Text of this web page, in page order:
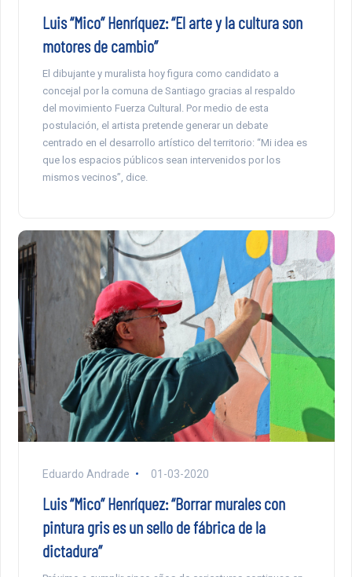
Luis “Mico” Henríquez: “El arte y la cultura son
motores de cambio”
El dibujante y muralista hoy figura como candidato a
concejal por la comuna de Santiago gracias al respaldo
del movimiento Fuerza Cultural. Por medio de esta
postulación, el artista pretende generar un debate
centrado en el desarrollo artístico del territorio: “Mi idea es
que los espacios públicos sean intervenidos por los
mismos vecinos”, dice.
Eduardo Andrade 01-03-2020
Luis “Mico” Henríquez: “Borrar murales con
pintura gris es un sello de fábrica de la
dictadura”